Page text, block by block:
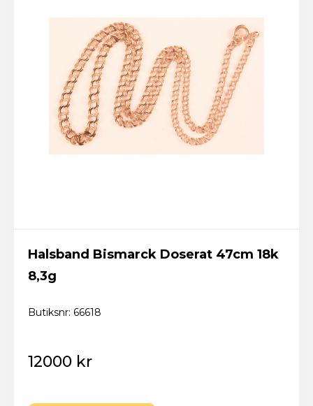
Halsband Bismarck Doserat 47cm 18k
8,3g
Butiksnr: 66618
12000 kr